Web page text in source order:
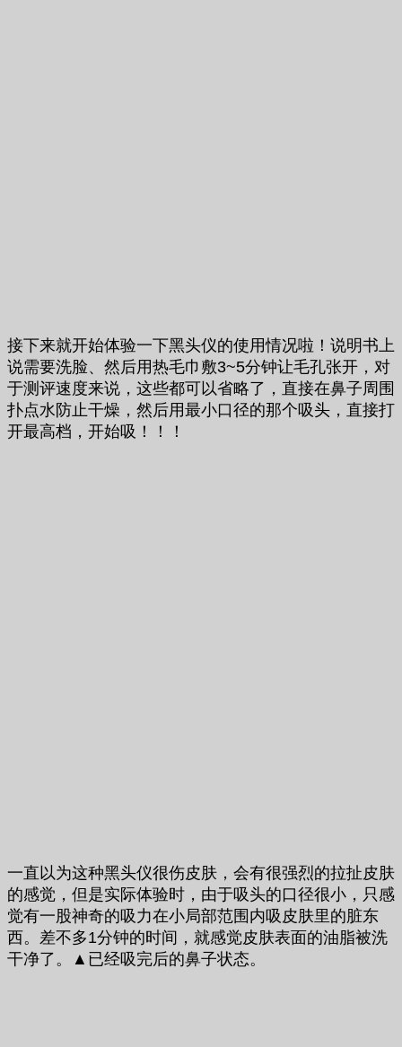
接下来就开始体验一下黑头仪的使用情况啦！说明书上
说需要洗脸、然后用热毛巾敷3~5分钟让毛孔张开，对
于测评速度来说，这些都可以省略了，直接在鼻子周围
扑点水防止干燥，然后用最小口径的那个吸头，直接打
开最高档，开始吸！！！
一直以为这种黑头仪很伤皮肤，会有很强烈的拉扯皮肤
的感觉，但是实际体验时，由于吸头的口径很小，只感
觉有一股神奇的吸力在小局部范围内吸皮肤里的脏东
西。差不多1分钟的时间，就感觉皮肤表面的油脂被洗
干净了。▲已经吸完后的鼻子状态。